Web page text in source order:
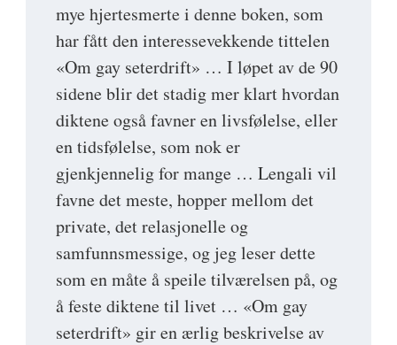
mye hjertesmerte i denne boken, som
har fått den interessevekkende tittelen
«Om gay seterdrift» … I løpet av de 90
sidene blir det stadig mer klart hvordan
diktene også favner en livsfølelse, eller
en tidsfølelse, som nok er
gjenkjennelig for mange … Lengali vil
favne det meste, hopper mellom det
private, det relasjonelle og
samfunnsmessige, og jeg leser dette
som en måte å speile tilværelsen på, og
å feste diktene til livet … «Om gay
seterdrift» gir en ærlig beskrivelse av